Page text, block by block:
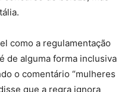
como a regulamentação
de alguma forma inclusiva
o comentário “mulheres
que a regra ignora